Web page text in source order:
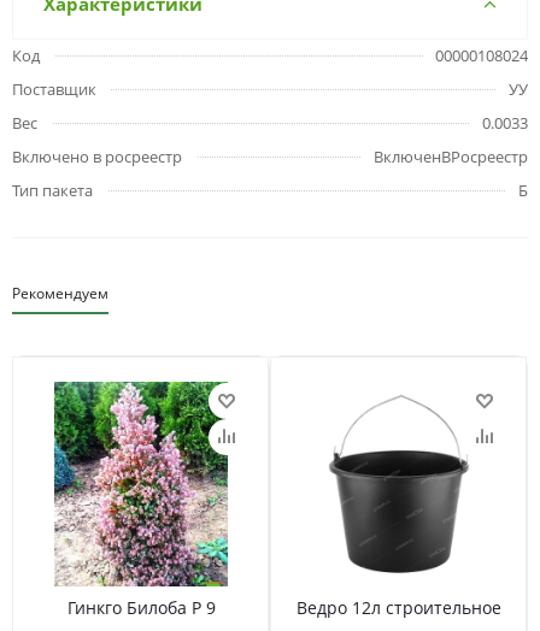
Код
00000108024
Поставщик
УУ
Вес
0.0033
Включено в росреестр
ВключенВРосреестр
Тип пакета
Б
Рекомендуем
Гинкго Билоба Р 9 Ведро 12л строительное